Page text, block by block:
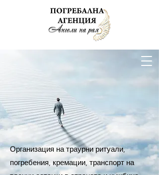
Организация на траурни ритуали,
погребения, кремации, транспорт на